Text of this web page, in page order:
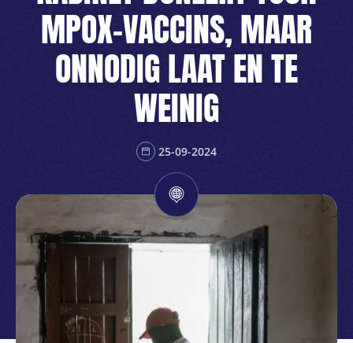
MPOX-VACCINS, MAAR
ONNODIG LAAT EN TE
WEINIG
25-09-2024